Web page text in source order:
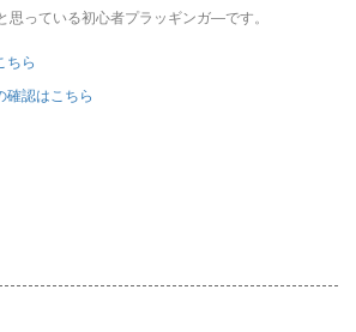
思っている初心者プラッギンガ―です。
ちら
確認はこちら